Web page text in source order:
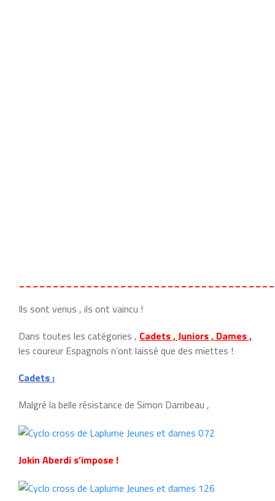
Ils sont venus , ils ont vaincu !
Dans toutes les catégories , Cadets , Juniors , Dames ,
les coureur Espagnols n’ont laissé que des miettes !
Cadets :
Malgré la belle résistance de Simon Darribeau ,
Jokin Aberdi s’impose !